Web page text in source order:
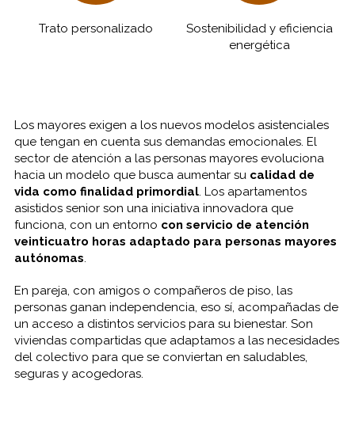
Trato personalizado
Sostenibilidad y eficiencia
energética
Los mayores exigen a los nuevos modelos asistenciales
que tengan en cuenta sus demandas emocionales. El
sector de atención a las personas mayores evoluciona
hacia un modelo que busca aumentar sucalidad de
vida como finalidad primordial. Los apartamentos
asistidos senior son una iniciativa innovadora que
funciona, con un entorno con servicio de atención
veinticuatro horas adaptado para personas mayores
autónomas.
En pareja, con amigos o compañeros de piso, las
personas ganan independencia, eso sí, acompañadas de
un acceso a distintos servicios para su bienestar. Son
viviendas compartidas que adaptamos a las necesidades
del colectivo para que se conviertan en saludables,
seguras y acogedoras.